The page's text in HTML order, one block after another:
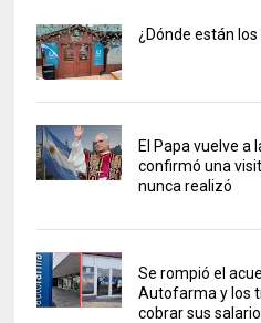
¿Dónde están
El Papa vuelve a
confirmó una
nunca realizó
Se rompió el
Autofarma y los
cobrar sus